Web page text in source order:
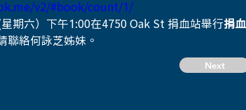
v2/#book/count/1/
期六）下午1:00在4750 Oak St 捐血站舉行捐血
聯絡何詠芝姊妹。
Next